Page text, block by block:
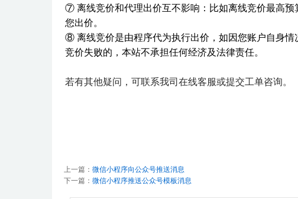
⑦ 离线竞价和代理出价互不影响：比如离线竞价最高
您出价。
⑧ 离线竞价是由程序代为执行出价，如因您账户自身
竞价失败的，本站不承担任何经济及法律责任。
若有其他疑问，可联系我司在线客服或提交工单咨询。
上一篇： 微信小程序向公众号推送消息
下一篇： 微信小程序推送公众号模板消息